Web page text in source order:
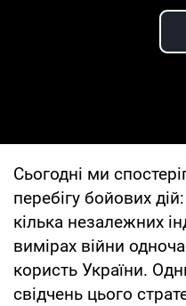
Сьогодні ми
перебігу бойових
кілька незалежних
вимірах війни
користь України.
свідчень цього